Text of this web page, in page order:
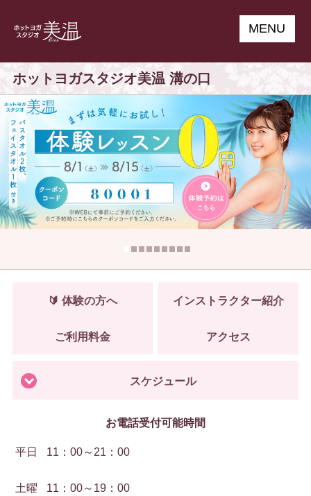
MENU
ホットヨガスタジオ美温 溝の口
🔰 体験の方へ インストラクター紹介
ご利用料金 アクセス
スケジュール
お電話受付可能時間
平日 11：00～21：00
土曜 11：00～19：00